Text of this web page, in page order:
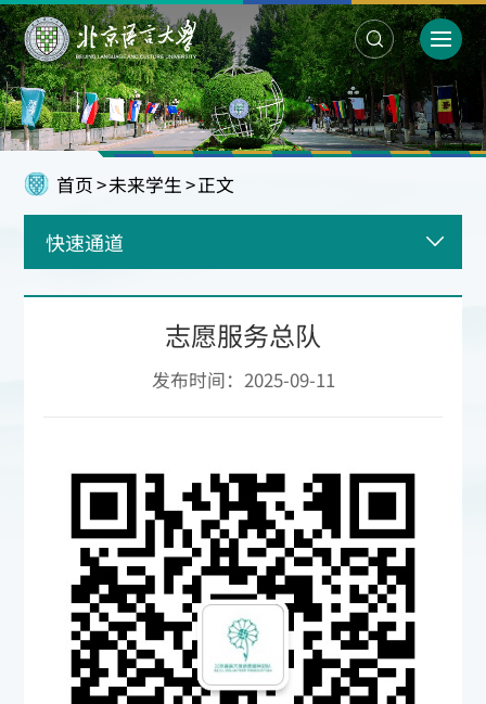
首页>未来学生>正文
快速通道
志愿服务总队
发布时间：2025-09-11